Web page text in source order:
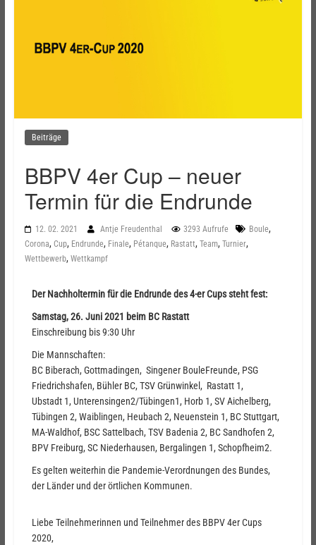
Beiträge
BBPV 4er Cup – neuer
Termin für die Endrunde
12. 02. 2021 Antje Freudenthal 3293 Aufrufe Boule,
Corona, Cup, Endrunde, Finale, Pétanque, Rastatt, Team, Turnier,
Wettbewerb, Wettkampf
Der Nachholtermin für die Endrunde des 4-er Cups steht fest:
Samstag, 26. Juni 2021 beim BC Rastatt
Einschreibung bis 9:30 Uhr
Die Mannschaften:
BC Biberach, Gottmadingen, Singener BouleFreunde, PSG
Friedrichshafen, Bühler BC, TSV Grünwinkel, Rastatt 1,
Ubstadt 1, Unterensingen2/Tübingen1, Horb 1, SV Aichelberg,
Tübingen 2, Waiblingen, Heubach 2, Neuenstein 1, BC Stuttgart,
MA-Waldhof, BSC Sattelbach, TSV Badenia 2, BC Sandhofen 2,
BPV Freiburg, SC Niederhausen, Bergalingen 1, Schopfheim2.
Es gelten weiterhin die Pandemie-Verordnungen des Bundes,
der Länder und der örtlichen Kommunen.
Liebe Teilnehmerinnen und Teilnehmer des BBPV 4er Cups
2020,